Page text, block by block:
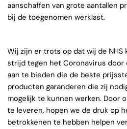
aanschaffen van grote aantallen
bij de toegenomen werklast.
Wij zijn er trots op dat wij de
strijd tegen het Coronavirus door
aan te bieden die de beste
producten garanderen die zij
mogelijk te kunnen werken. Door
te leveren, hopen we de druk op
betrokkenen te hebben helpen